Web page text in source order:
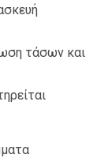
τάσων και